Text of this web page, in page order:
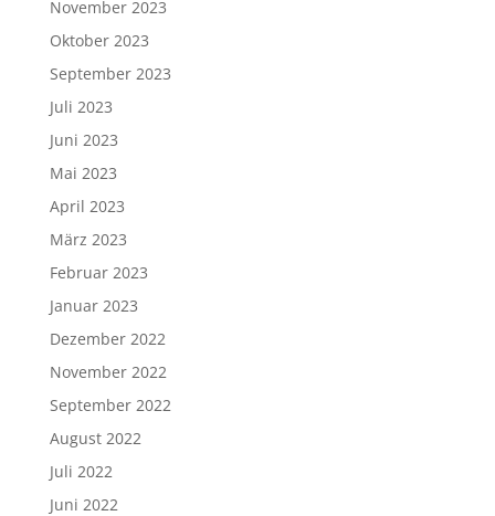
November 2023
Oktober 2023
September 2023
Juli 2023
Juni 2023
Mai 2023
April 2023
März 2023
Februar 2023
Januar 2023
Dezember 2022
November 2022
September 2022
August 2022
Juli 2022
Juni 2022